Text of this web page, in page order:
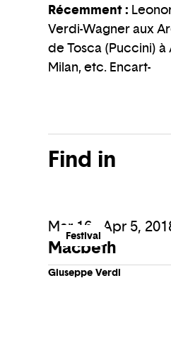
Récemment :
Verdi-Wagner aux
de Tosca (Puccini)
Milan, etc. Encart-
Find in
Festival
Mar 16 - Apr 5,
Macbeth
Giuseppe Verdi